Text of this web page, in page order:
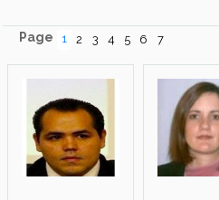
Page 1 2 3 4 5 6 7